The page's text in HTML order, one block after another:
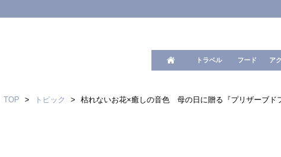
トラベル フード ア
TOP > トピック > 枯れないお花×癒しの音色 母の日に贈る『プリザーブド